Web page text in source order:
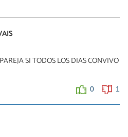
SI TODOS LOS DIAS CONVIVO
0 1